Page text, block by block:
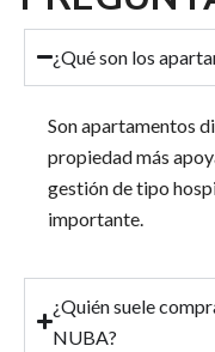
¿Qué son los
Son apartamentos
propiedad más
gestión de tipo
importante.
¿Quién suele
NUBA?